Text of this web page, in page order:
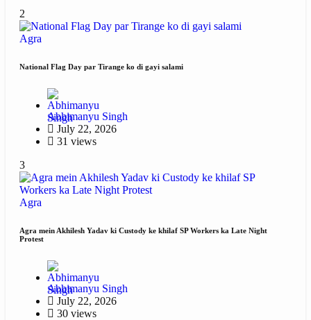
2
Agra
National Flag Day par Tirange ko di gayi salami
Abhimanyu Singh
July 22, 2026
31 views
3
Agra
Agra mein Akhilesh Yadav ki Custody ke khilaf SP Workers ka Late Night
Protest
Abhimanyu Singh
July 22, 2026
30 views